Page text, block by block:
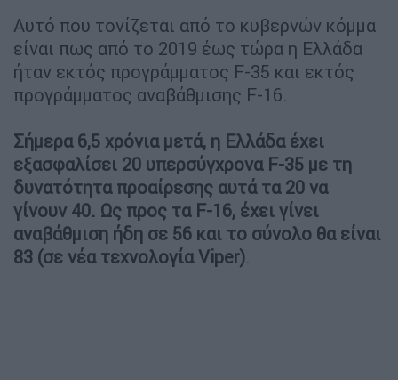
Αυτό που τονίζεται από τo κυβερνών κόμμα
είναι πως από το 2019 έως τώρα η Ελλάδα
ήταν εκτός προγράμματος F-35 και εκτός
προγράμματος αναβάθμισης F-16.
Σήμερα 6,5 χρόνια μετά, η Ελλάδα έχει
εξασφαλίσει 20 υπερσύγχρονα F-35 με τη
δυνατότητα προαίρεσης αυτά τα 20 να
γίνουν 40. Ως προς τα F-16, έχει γίνει
αναβάθμιση ήδη σε 56 και το σύνολο θα είναι
83 (σε νέα τεχνολογία Viper).